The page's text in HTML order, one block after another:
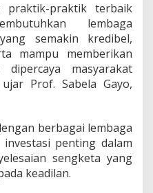
praktik-praktik terbaik
lembaga
semakin kredibel,
mampu memberikan
masyarakat
Prof. Sabela Gayo,
berbagai lembaga
penting dalam
sengketa yang
keadilan.